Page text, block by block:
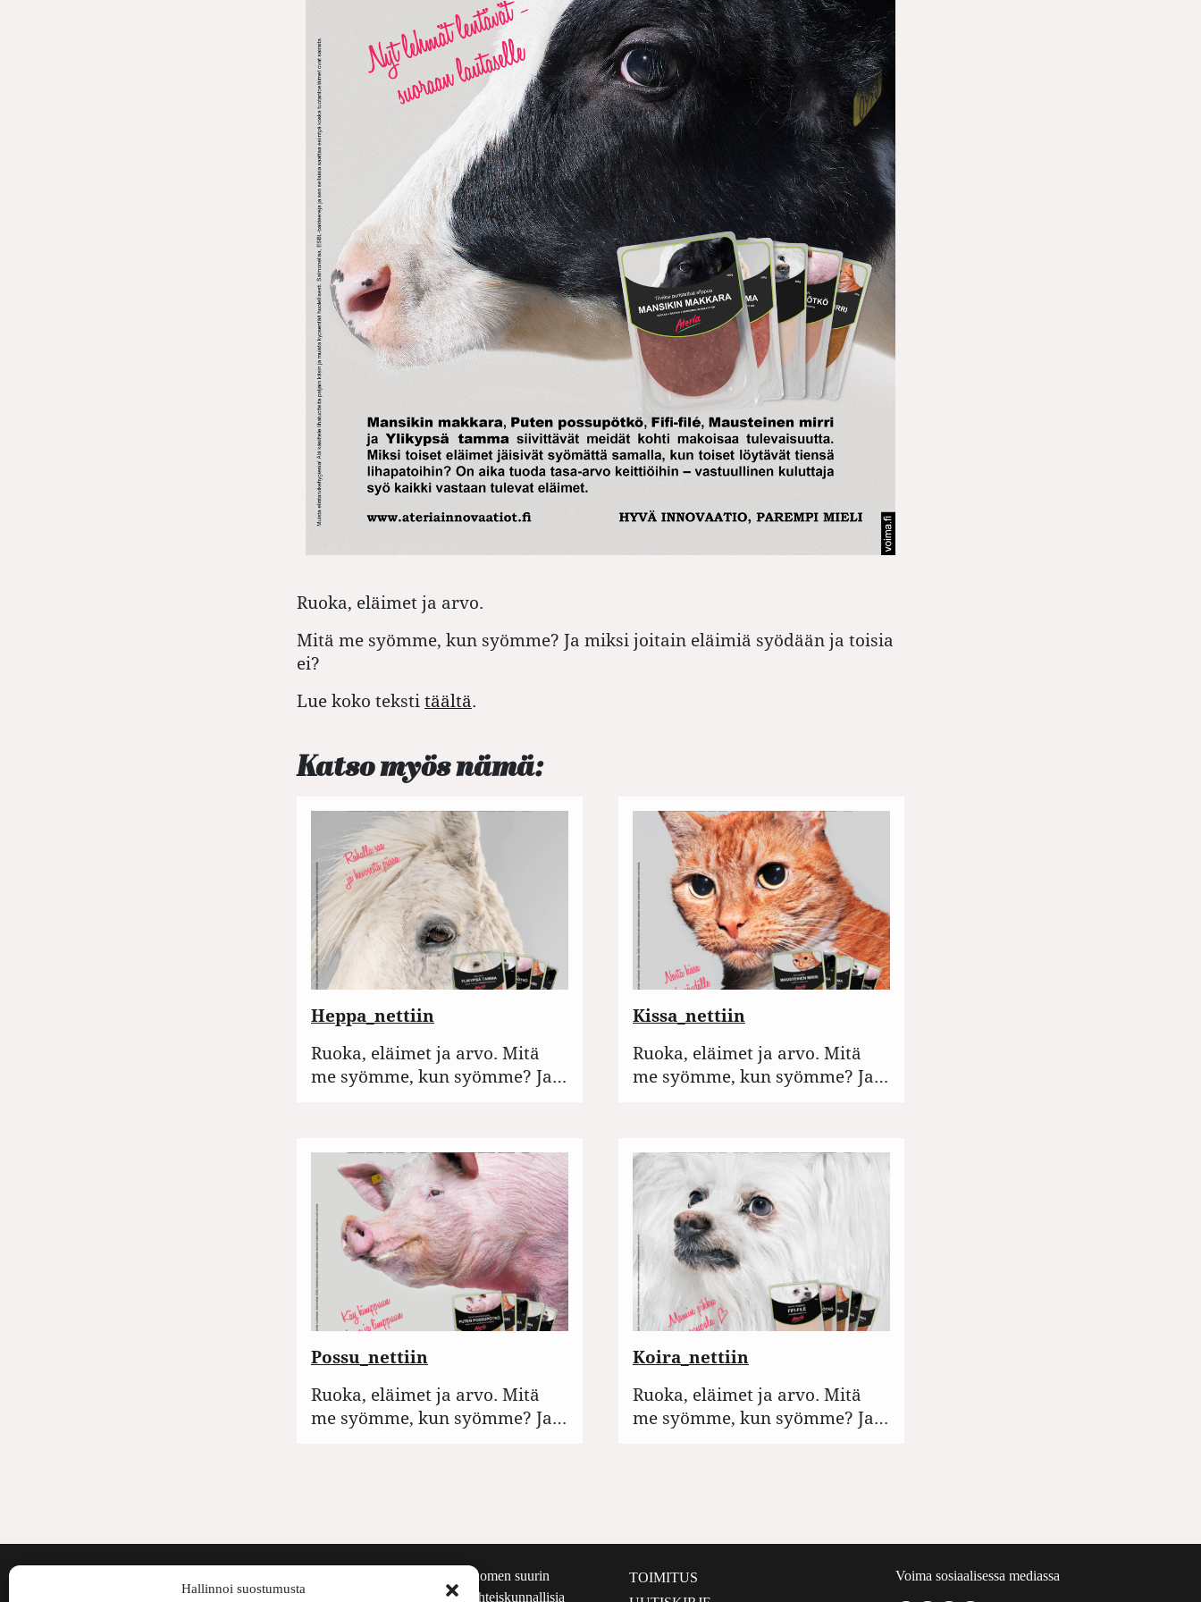
Hallinnoi suostumusta
Ruoka, eläimet ja arvo.
Mitä me syömme, kun syömme? Ja miksi joitain eläimiä syödään ja toisia
ei?
Lue koko teksti täältä.
Katso myös nämä:
Heppa_nettiin
Ruoka, eläimet ja arvo. Mitä
me syömme, kun syömme? Ja…
Kissa_nettiin
Ruoka, eläimet ja arvo. Mitä
me syömme, kun syömme? Ja…
Possu_nettiin
Ruoka, eläimet ja arvo. Mitä
me syömme, kun syömme? Ja…
Koira_nettiin
Ruoka, eläimet ja arvo. Mitä
me syömme, kun syömme? Ja…
Voima on painosmäärältään Suomen suurin
kulttuurilehti. Se nostaa esiin yhteiskunnallisia
TOIMITUS
Voima sosiaalisessa mediassa